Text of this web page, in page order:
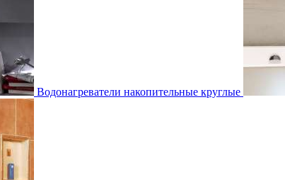
Водонагреватели накопительные круглые